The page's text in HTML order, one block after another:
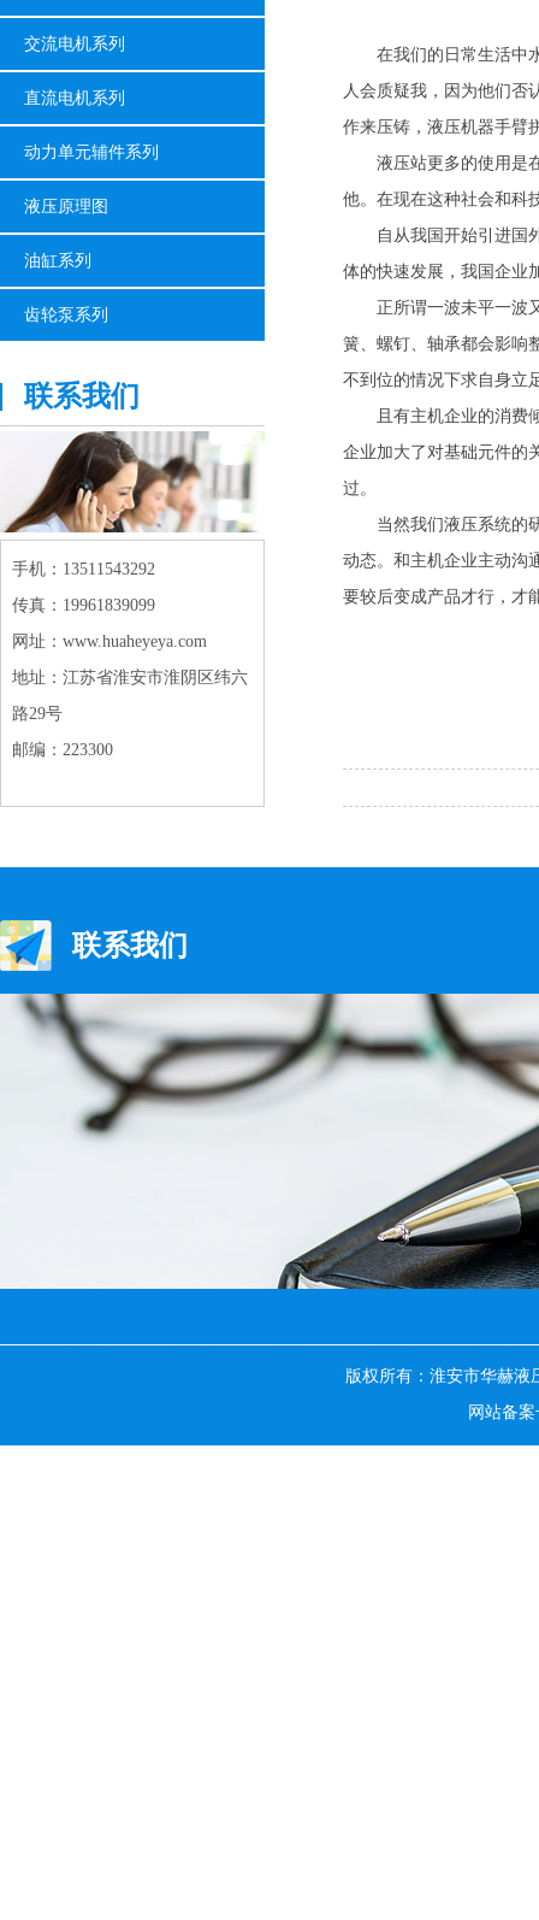
交流电机系列
直流电机系列
动力单元辅件系列
液压原理图
油缸系列
齿轮泵系列
联系我们
手机：13511543292
传真：19961839099
网址：www.huaheyeya.com
地址：江苏省淮安市淮阴区纬六
路29号
邮编：223300
在我们的日常生活中水
人会质疑我，因为他们否
作来压铸，液压机器手臂
液压站更多的使用是在
他。在现在这种社会和科
自从我国开始引进国外
体的快速发展，我国企业
正所谓一波未平一波又
簧、螺钉、轴承都会影响
不到位的情况下求自身立
且有主机企业的消费倾
企业加大了对基础元件的
过。
当然我们液压系统的研
动态。和主机企业主动沟
要较后变成产品才行，才
联系我们
版权所有：淮安市华赫
网站备案